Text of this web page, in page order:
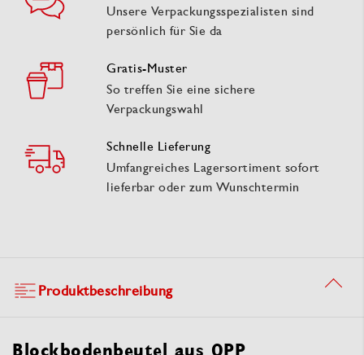
Unsere Verpackungsspezialisten sind
persönlich für Sie da
Gratis-Muster
So treffen Sie eine sichere
Verpackungswahl
Schnelle Lieferung
Umfangreiches Lagersortiment sofort
lieferbar oder zum Wunschtermin
Produktbeschreibung
Blockbodenbeutel aus OPP